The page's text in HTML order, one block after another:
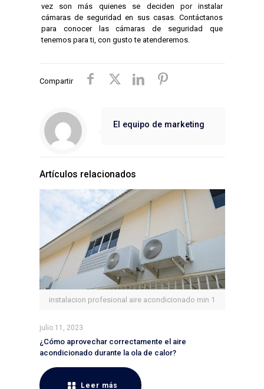
vez son más quienes se deciden por instalar
cámaras de seguridad en sus casas. Contáctanos
para conocer las cámaras de seguridad que
tenemos para ti, con gusto te atenderemos.
Compartir
El equipo de marketing
Artículos relacionados
instalacion profesional aire acondicionado min 1
julio 11, 2023
¿Cómo aprovechar correctamente el aire
acondicionado durante la ola de calor?
Leer más